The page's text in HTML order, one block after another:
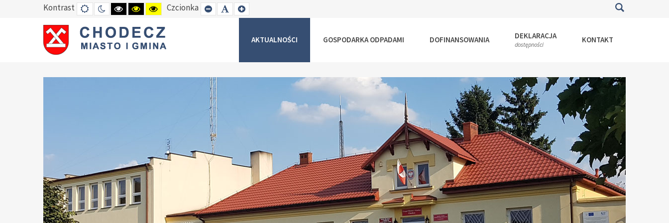
Kontrast DEFAULT
MODE
TRYB
NOCNY
HIGH
CONTRAST
BLACK
WHITE
MODE
HIGH
CONTRAST
BLACK
YELLOW
MODE
HIGH
CONTRAST
YELLOW
BLACK
MODE
Czcionka SET
SMALLER
SET
DEFAULT
SET
LARGER
AKTUALNOŚCI GOSPODARKA ODPADAMI DOFINANSOWANIA DEKLARACJA
dostępności KONTAKT